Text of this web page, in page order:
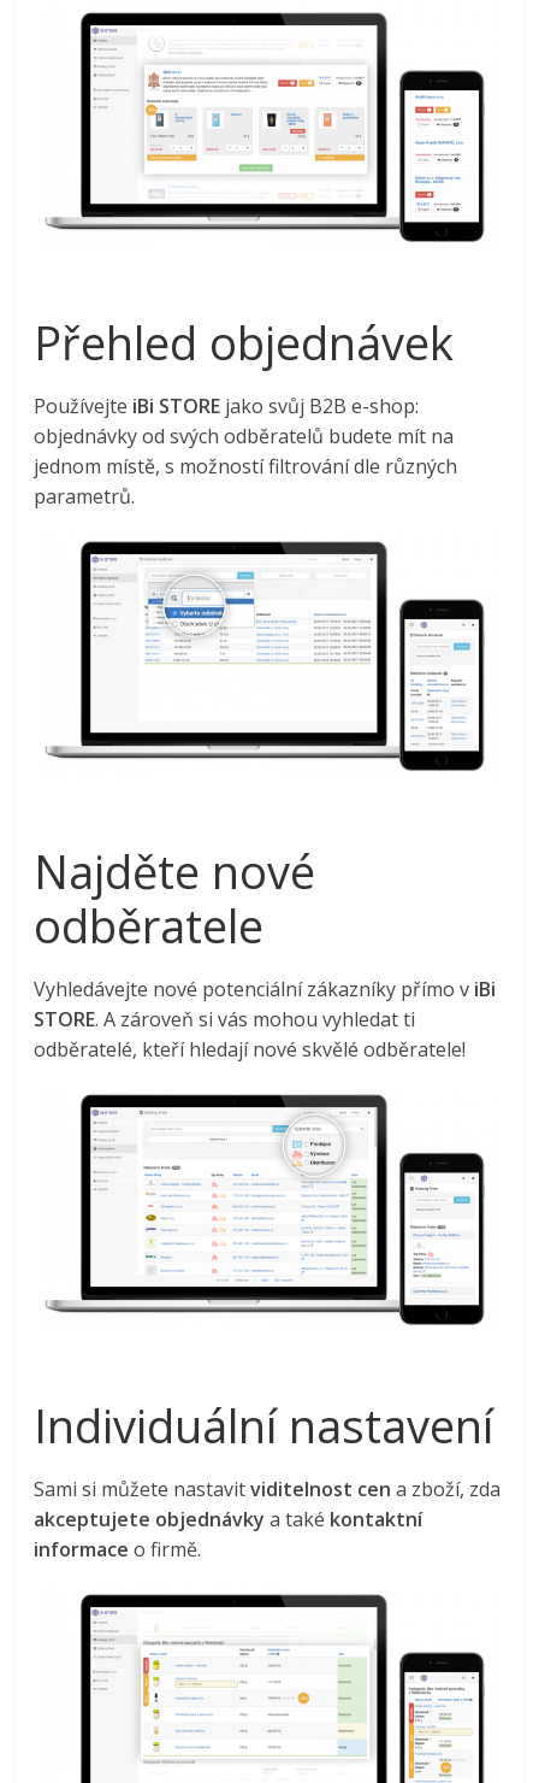
Přehled objednávek
Používejte iBi STORE jako svůj B2B e-shop:
objednávky od svých odběratelů budete mít na
jednom místě, s možností filtrování dle různých
parametrů.
Najděte nové
odběratele
Vyhledávejte nové potenciální zákazníky přímo v iBi
STORE. A zároveň si vás mohou vyhledat ti
odběratelé, kteří hledají nové skvělé odběratele!
Individuální nastavení
Sami si můžete nastavitviditelnost cen a zboží, zda
akceptujete objednávky a také kontaktní
informace o firmě.